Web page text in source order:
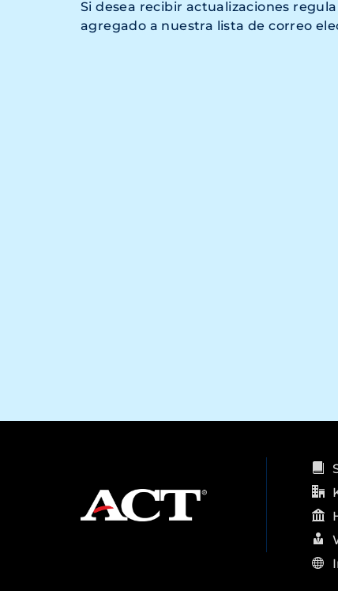
Si desea recibir actualizaciones
agregado a nuestra lista de correo